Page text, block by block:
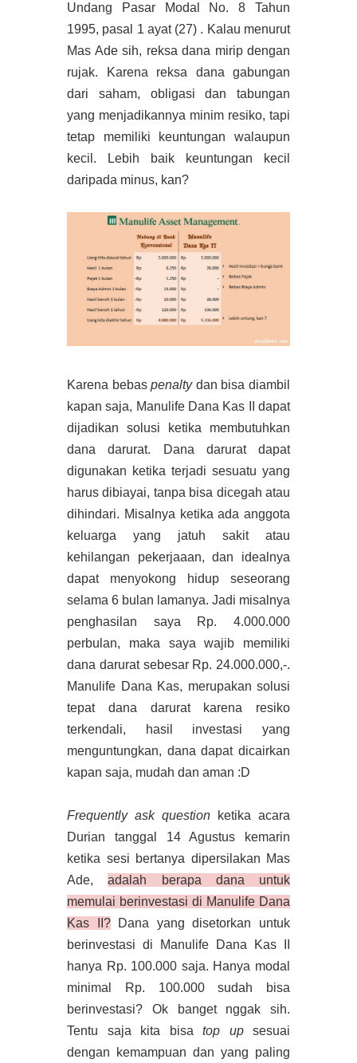
Undang Pasar Modal No. 8 Tahun
1995, pasal 1 ayat (27) . Kalau menurut
Mas Ade sih, reksa dana mirip dengan
rujak. Karena reksa dana gabungan
dari saham, obligasi dan tabungan
yang menjadikannya minim resiko, tapi
tetap memiliki keuntungan walaupun
kecil. Lebih baik keuntungan kecil
daripada minus, kan?
Karena bebaspenaltydan bisa diambil
kapan saja, Manulife Dana Kas II dapat
dijadikan solusi ketika membutuhkan
dana darurat. Dana darurat dapat
digunakan ketika terjadi sesuatu yang
harus dibiayai, tanpa bisa dicegah atau
dihindari. Misalnya ketika ada anggota
keluarga yang jatuh sakit atau
kehilangan pekerjaaan, dan idealnya
dapat menyokong hidup seseorang
selama 6 bulan lamanya. Jadi misalnya
penghasilan saya Rp. 4.000.000
perbulan, maka saya wajib memiliki
dana darurat sebesar Rp. 24.000.000,-.
Manulife Dana Kas, merupakan solusi
tepat dana darurat karena resiko
terkendali, hasil investasi yang
menguntungkan, dana dapat dicairkan
kapan saja, mudah dan aman :D
Frequently ask question ketika acara
Durian tanggal 14 Agustus kemarin
ketika sesi bertanya dipersilakan Mas
Ade,adalah berapa dana untuk
memulai berinvestasi di Manulife Dana
Kas II?Dana yang disetorkan untuk
berinvestasi di Manulife Dana Kas II
hanya Rp. 100.000 saja. Hanya modal
minimal Rp. 100.000 sudah bisa
berinvestasi? Ok banget nggak sih.
Tentu saja kita bisa top upsesuai
dengan kemampuan dan yang paling